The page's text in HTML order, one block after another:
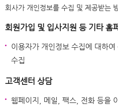
회사가 개인정보를 수집 및 제공받는
회원가입 및 입사지원 등 기타 홈
이용자가 개인정보 수집에 대하
수집
고객센터 상담
웹페이지, 메일, 팩스, 전화 등을